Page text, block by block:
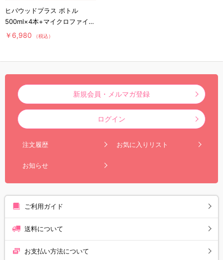
ヒバウッドプラス ボトル
500ml×4本+マイクロファイバ
ークロス×2枚／防虫スプレー
￥6,980 （税込）
新規会員・メルマガ登録
ログイン
注文履歴 お気に入りリスト
お知らせ
ご利用ガイド
送料について
お支払い方法について